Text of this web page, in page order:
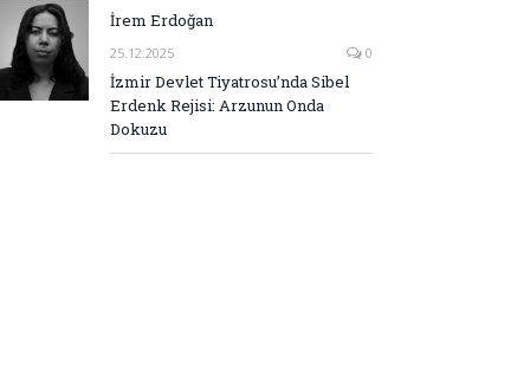
İrem Erdoğan
25.12.2025 0
İzmir Devlet Tiyatrosu’nda Sibel
Erdenk Rejisi: Arzunun Onda
Dokuzu